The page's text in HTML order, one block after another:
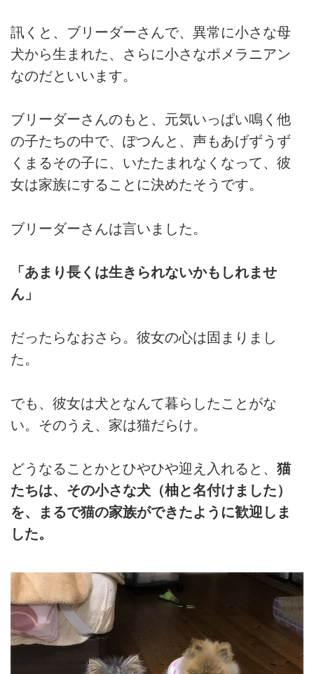
訊くと、ブリーダーさんで、異常に小さな母
犬から生まれた、さらに小さなポメラニアン
なのだといいます。
ブリーダーさんのもと、元気いっぱい鳴く他
の子たちの中で、ぽつんと、声もあげずうず
くまるその子に、いたたまれなくなって、彼
女は家族にすることに決めたそうです。
ブリーダーさんは言いました。
「あまり長くは生きられないかもしれませ
ん」
だったらなおさら。彼女の心は固まりまし
た。
でも、彼女は犬となんて暮らしたことがな
い。そのうえ、家は猫だらけ。
どうなることかとひやひや迎え入れると、 猫
たちは、その小さな犬（柚と名付けました）
を、まるで猫の家族ができたように歓迎しま
した。